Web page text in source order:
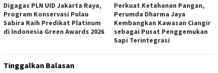
Digagas PLN UID Jakarta Raya,
Program Konservasi Pulau
Sabira Raih Predikat Platinum
di Indonesia Green Awards 2026
Perkuat Ketahanan Pangan,
Perumda Dharma Jaya
Kembangkan Kawasan Ciangir
sebagai Pusat Penggemukan
Sapi Terintegrasi
Tinggalkan Balasan